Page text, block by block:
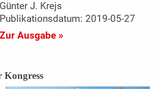
Günter J. Krejs
Publikationsdatum: 2019-05-27
Zur Ausgabe »
Kongress